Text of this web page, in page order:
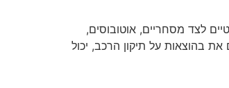
לצד מסחריים, אוטובוסים,
בהוצאות על תיקון הרכב, יכול